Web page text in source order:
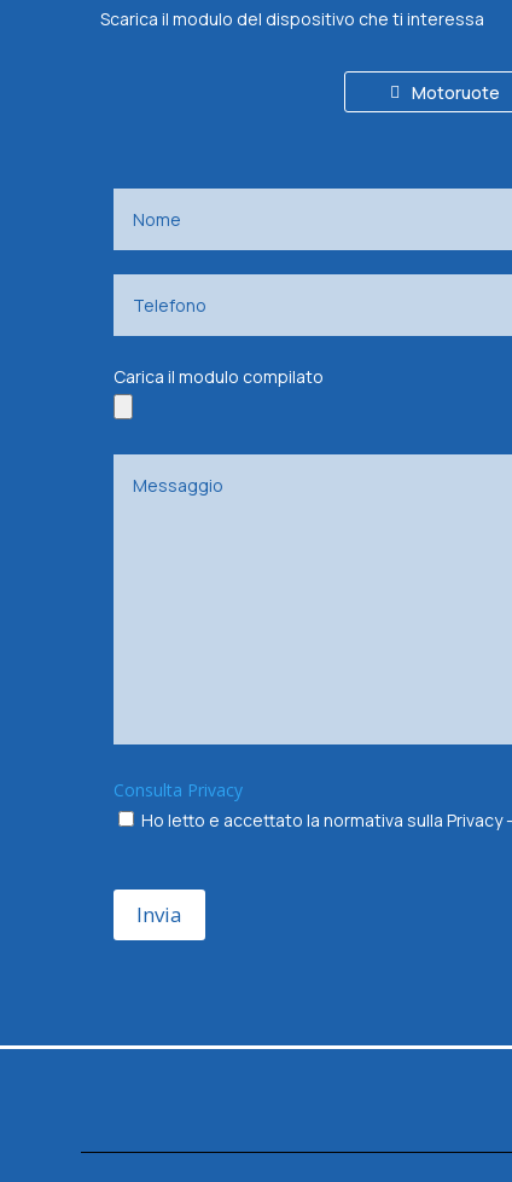
Scarica il modulo del dispositivo che ti interessa
Motoruote
Carica il modulo compilato
Consulta Privacy
Ho letto e accettato la normativa sulla
Invia